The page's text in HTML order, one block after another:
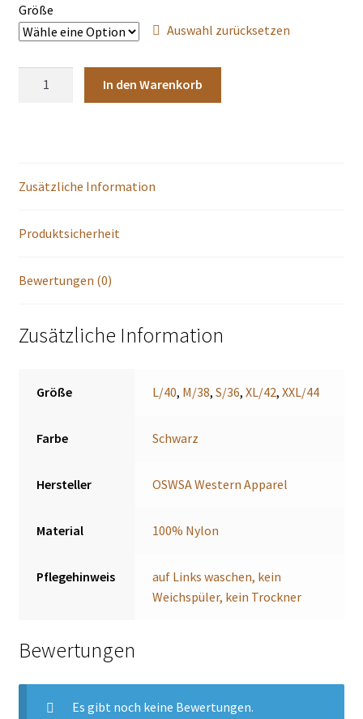
Größe
Auswahl zurücksetzen
In den Warenkorb
Zusätzliche Information
Produktsicherheit
Bewertungen (0)
Zusätzliche Information
Größe L/40, M/38,S/36,XL/42,XXL/44
Farbe Schwarz
Hersteller OSWSA Western Apparel
Material 100% Nylon
Pflegehinweis
auf Links waschen, kein
Weichspüler, kein Trockner
Bewertungen
Es gibt noch keine Bewertungen.